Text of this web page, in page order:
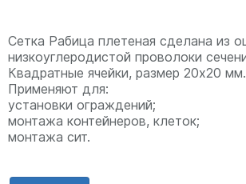
Сетка Рабица плетеная сделана из
низкоуглеродистой проволоки
Квадратные ячейки, размер 20х20 мм.
Применяют для:
установки ограждений;
монтажа контейнеров, клеток;
монтажа сит.